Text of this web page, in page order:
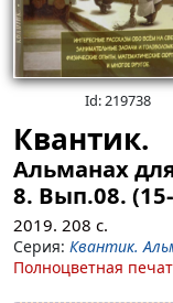
Id: 219738
Квантик.
Альманах
8. Вып.08.
2019. 208 с.
Серия: Квантик.
Полноцветная